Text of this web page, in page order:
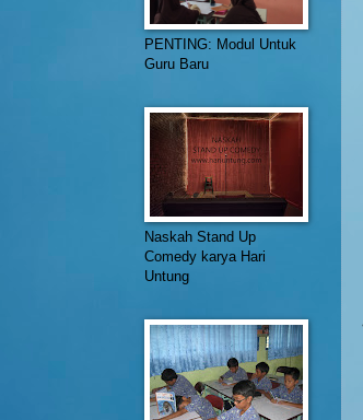
PENTING: Modul Untuk
Guru Baru
Naskah Stand Up
Comedy karya Hari
Untung